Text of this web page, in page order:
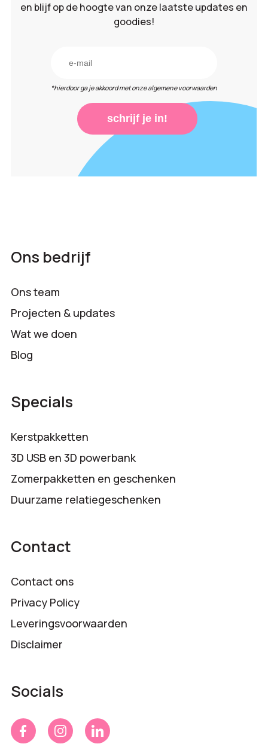
en blijf op de hoogte van onze laatste updates en
goodies!
*hierdoor ga je akkoord met onze algemene voorwaarden
schrijf je in!
Ons bedrijf
Ons team
Projecten & updates
Wat we doen
Blog
Specials
Kerstpakketten
3D USB en 3D powerbank
Zomerpakketten en geschenken
Duurzame relatiegeschenken
Contact
Contact ons
Privacy Policy
Leveringsvoorwaarden
Disclaimer
Socials